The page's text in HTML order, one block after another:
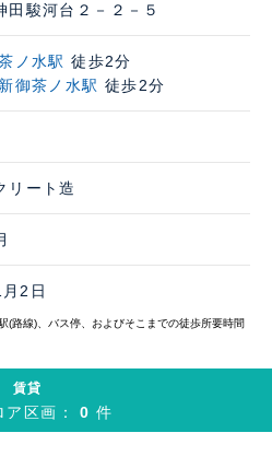
田駿河台２－２－５
ノ水駅 徒歩2分
新御茶ノ水駅 徒歩2分
リート造
2日
(路線)、バス停、およびそこまでの徒歩所要時間
賃貸
ア区画：0件